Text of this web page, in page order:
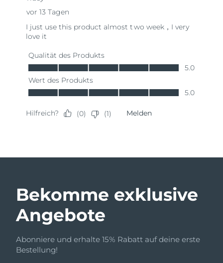
Bekomme exklusive
Angebote
Abonniere und erhalte 15% Rabatt auf deine erste
Bestellung!